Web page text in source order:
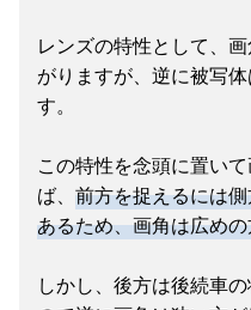
レンズの特性として、
がりますが、逆に被写
す。
この特性を念頭に置い
ば、 前方を捉えるには
あるため、画角は広め
しかし、後方は後続車